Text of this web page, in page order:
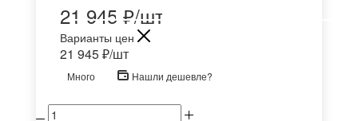
21 945 ₽/шт
Варианты цен
21 945 ₽/шт
Много Нашли дешевле?